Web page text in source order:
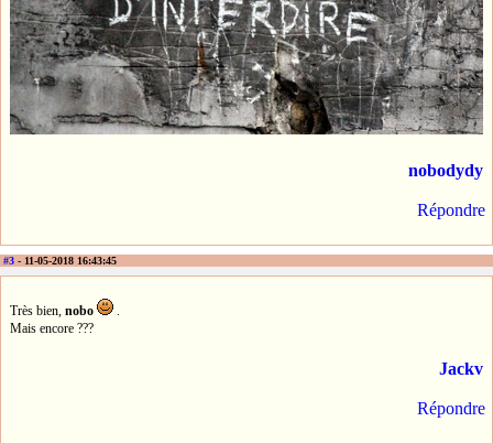
nobodydy
Répondre
#3 - 11-05-2018 16:43:45
Très bien, nobo
.
Mais encore ???
Jackv
Répondre